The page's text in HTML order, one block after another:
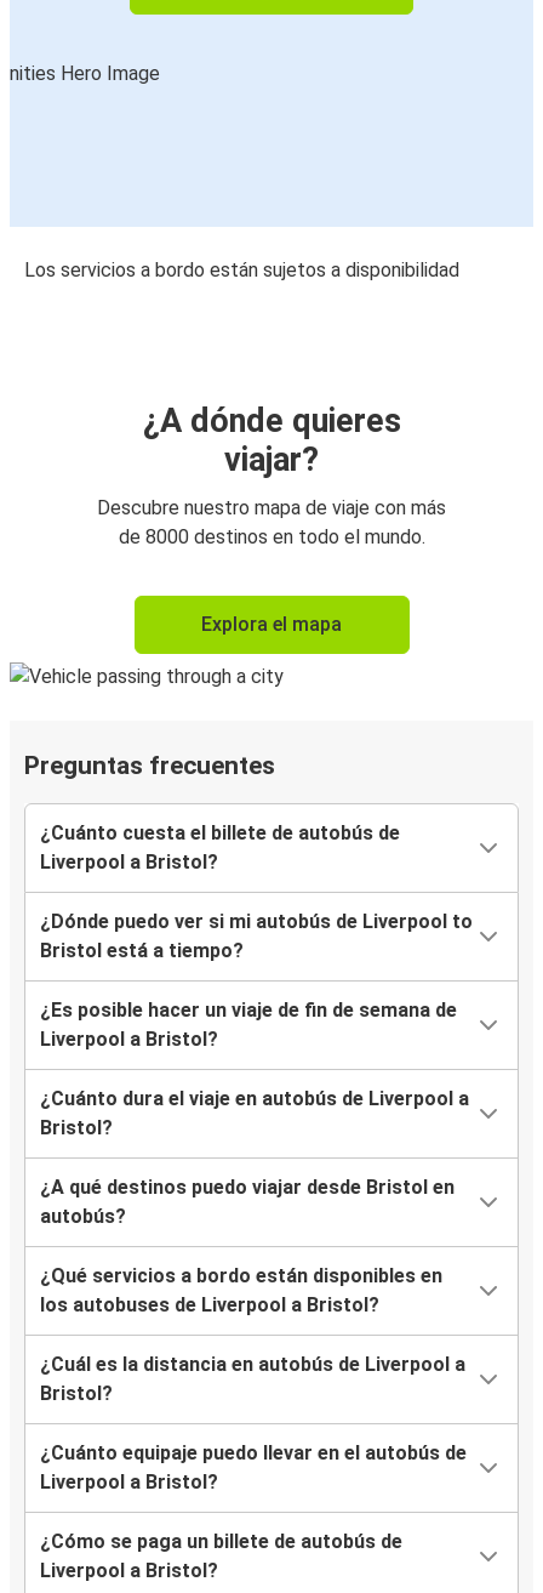
Los servicios a bordo están sujetos a disponibilidad
¿A dónde quieres
viajar?
Descubre nuestro mapa de viaje con más
de 8000 destinos en todo el mundo.
Explora el mapa
Preguntas frecuentes
¿Cuánto cuesta el billete de autobús de
Liverpool a Bristol?
¿Dónde puedo ver si mi autobús de Liverpool to
Bristol está a tiempo?
¿Es posible hacer un viaje de fin de semana de
Liverpool a Bristol?
¿Cuánto dura el viaje en autobús de Liverpool a
Bristol?
¿A qué destinos puedo viajar desde Bristol en
autobús?
¿Qué servicios a bordo están disponibles en
los autobuses de Liverpool a Bristol?
¿Cuál es la distancia en autobús de Liverpool a
Bristol?
¿Cuánto equipaje puedo llevar en el autobús de
Liverpool a Bristol?
¿Cómo se paga un billete de autobús de
Liverpool a Bristol?